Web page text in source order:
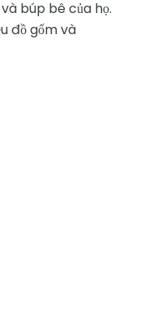
búp bê của họ.
đồ gốm và